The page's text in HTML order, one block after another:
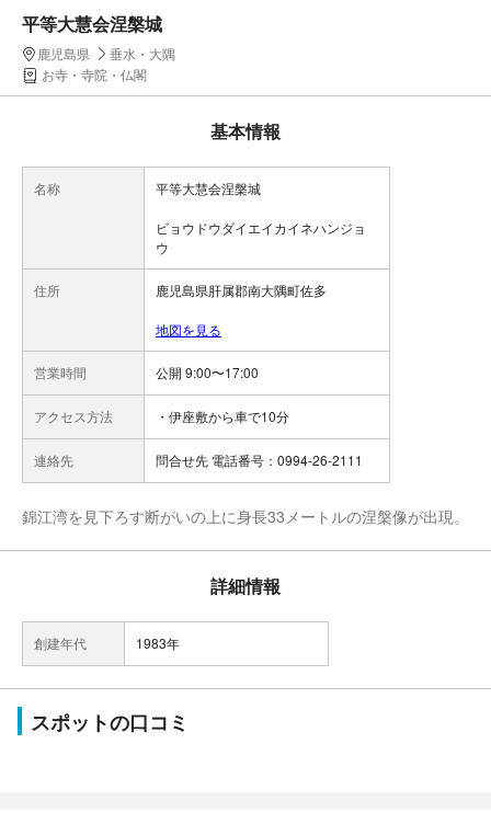
平等大慧会涅槃城
鹿児島県
垂水・大隅
お寺・寺院・仏閣
基本情報
名称 平等大慧会涅槃城
ビョウドウダイエイカイネハンジョ
ウ
住所 鹿児島県肝属郡南大隅町佐多
地図を見る
営業時間 公開 9:00〜17:00
アクセス方法 ・伊座敷から車で10分
連絡先 問合せ先 電話番号：0994-26-2111
錦江湾を見下ろす断がいの上に身長33メートルの涅槃像が出現。
詳細情報
創建年代 1983年
スポットの口コミ